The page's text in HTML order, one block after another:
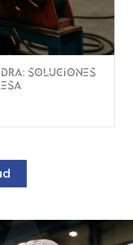
soluciones